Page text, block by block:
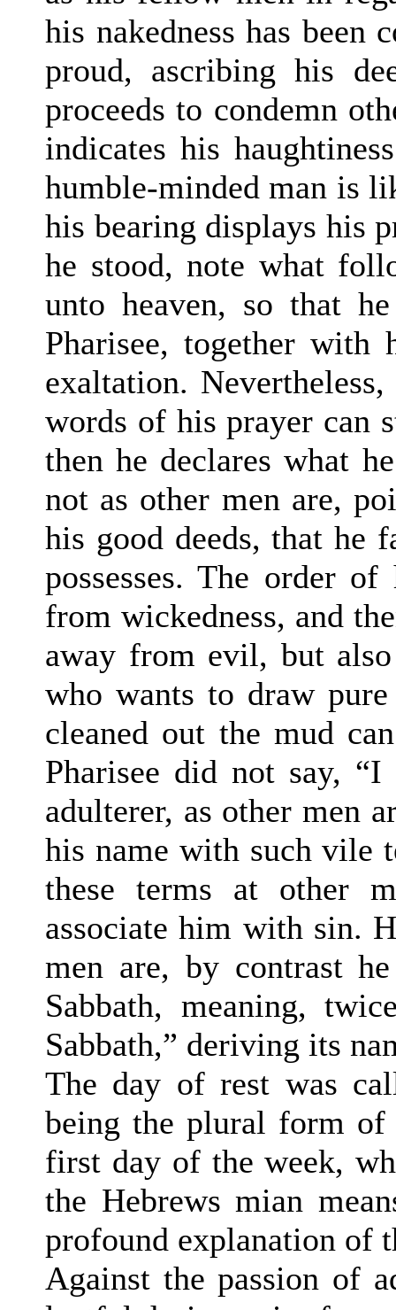
his nakedness has been
proud, ascribing his
proceeds to condemn
indicates his
humble-minded man is
his bearing displays his
he stood, note what
unto heaven, so that
Pharisee, together
exaltation.
words of his prayer can
then he declares what
not as other men are,
his good deeds, that he
possesses. The order
from wickedness, and
away from evil, but
who wants to draw
cleaned out the mud
Pharisee did not say,
adulterer, as other men
his name with such vile
these terms at other
associate him with sin.
men are, by contrast
Sabbath, meaning,
Sabbath,” deriving its
The day of rest was
being the plural form of
first day of the week,
the Hebrews mian
profound explanation of
Against the passion of